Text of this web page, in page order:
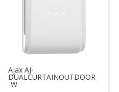
Ajax AJ-
DUALCURTAINOUTDOOR
-W